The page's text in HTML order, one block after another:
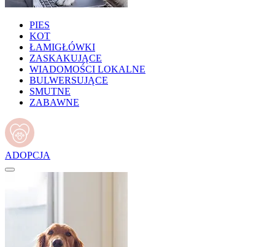
PIES
KOT
ŁAMIGŁÓWKI
ZASKAKUJĄCE
WIADOMOŚCI LOKALNE
BULWERSUJĄCE
SMUTNE
ZABAWNE
ADOPCJA